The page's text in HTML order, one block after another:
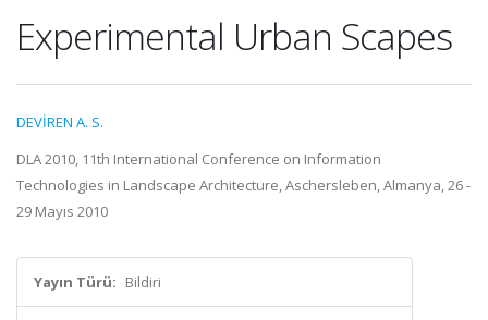
Experimental Urban Scapes
DEVİREN A. S.
DLA 2010, 11th International Conference on Information
Technologies in Landscape Architecture, Aschersleben, Almanya, 26 -
29 Mayıs 2010
Yayın Türü: Bildiri